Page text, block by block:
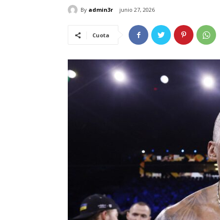
By admin3r junio 27, 2026
Cuota